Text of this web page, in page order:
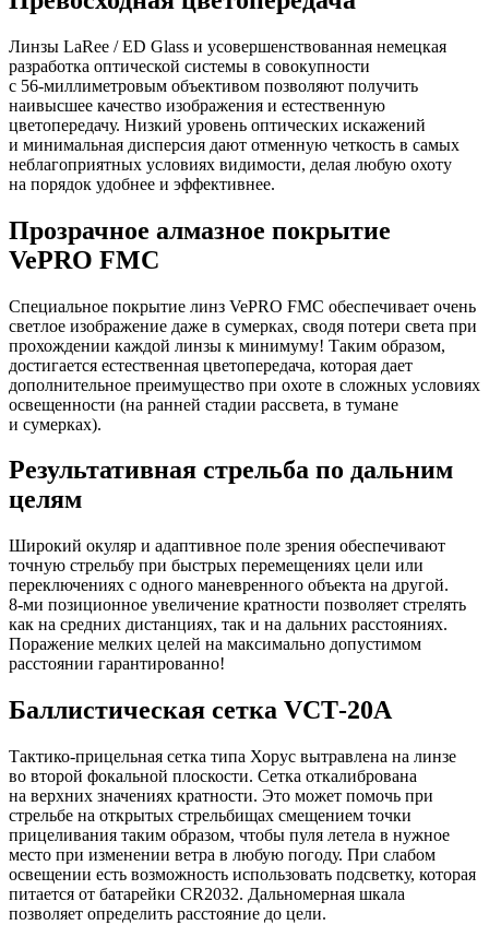
Линзы LaRee / ED Glass и усовершенствованная немецкая
разработка оптической системы в совокупности
с 56‑миллиметровым объективом позволяют получить
наивысшее качество изображения и естественную
цветопередачу. Низкий уровень оптических искажений
и минимальная дисперсия дают отменную четкость в самых
неблагоприятных условиях видимости, делая любую охоту
на порядок удобнее и эффективнее.
Прозрачное алмазное покрытие
VePRO FMC
Специальное покрытие линз VePRO FMC обеспечивает очень
светлое изображение даже в сумерках, сводя потери света при
прохождении каждой линзы к минимуму! Таким образом,
достигается естественная цветопередача, которая дает
дополнительное преимущество при охоте в сложных условиях
освещенности (на ранней стадии рассвета, в тумане
и сумерках).
Результативная стрельба по дальним
целям
Широкий окуляр и адаптивное поле зрения обеспечивают
точную стрельбу при быстрых перемещениях цели или
переключениях с одного маневренного объекта на другой.
8‑ми позиционное увеличение кратности позволяет стрелять
как на средних дистанциях, так и на дальних расстояниях.
Поражение мелких целей на максимально допустимом
расстоянии гарантированно!
Баллистическая сетка VCT‑20A
Тактико-прицельная сетка типа Хорус вытравлена на линзе
во второй фокальной плоскости. Сетка откалибрована
на верхних значениях кратности. Это может помочь при
стрельбе на открытых стрельбищах смещением точки
прицеливания таким образом, чтобы пуля летела в нужное
место при изменении ветра в любую погоду. При слабом
освещении есть возможность использовать подсветку, которая
питается от батарейки CR2032. Дальномерная шкала
позволяет определить расстояние до цели.